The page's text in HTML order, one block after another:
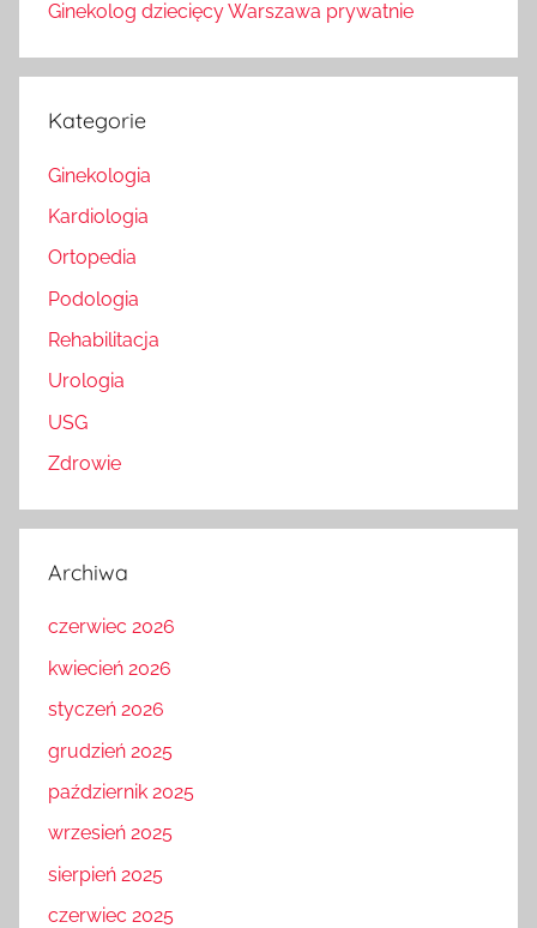
Ginekolog dziecięcy Warszawa prywatnie
Kategorie
Ginekologia
Kardiologia
Ortopedia
Podologia
Rehabilitacja
Urologia
USG
Zdrowie
Archiwa
czerwiec 2026
kwiecień 2026
styczeń 2026
grudzień 2025
październik 2025
wrzesień 2025
sierpień 2025
czerwiec 2025